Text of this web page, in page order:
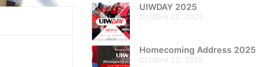
UIWDAY 2025
octubre 22, 2025
Homecoming Address 2025
octubre 22, 2025